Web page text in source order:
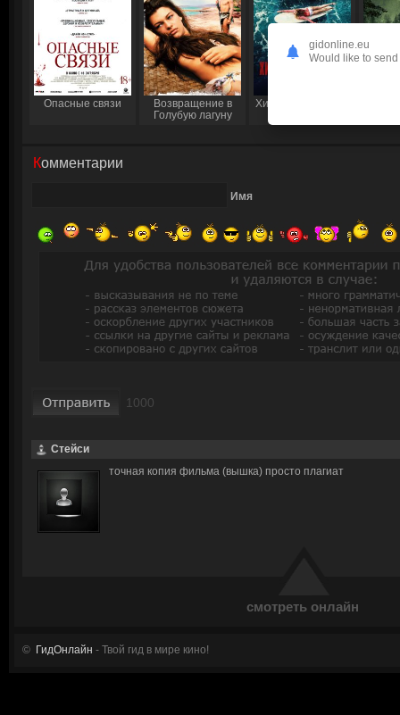
смотреть онлайн
Опасные связи
Возвращение в
Голубую лагуну
Хищник из бездны
Комментарии
Имя
Стейси
точная копия фильма (вышка) просто плагиат
© ГидОнлайн - Твой гид в мире кино!
gidonline.eu
Would like to